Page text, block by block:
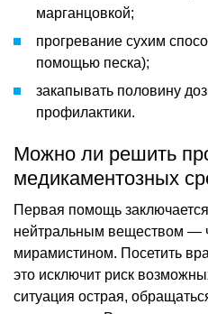
марганцовкой;
прогревание сухим
помощью песка);
закапывать половину
профилактики.
Можно ли решить
медикаментозных
Первая помощь
нейтральным веществом —
мирамистином. Посетить
это исключит риск
ситуация острая,